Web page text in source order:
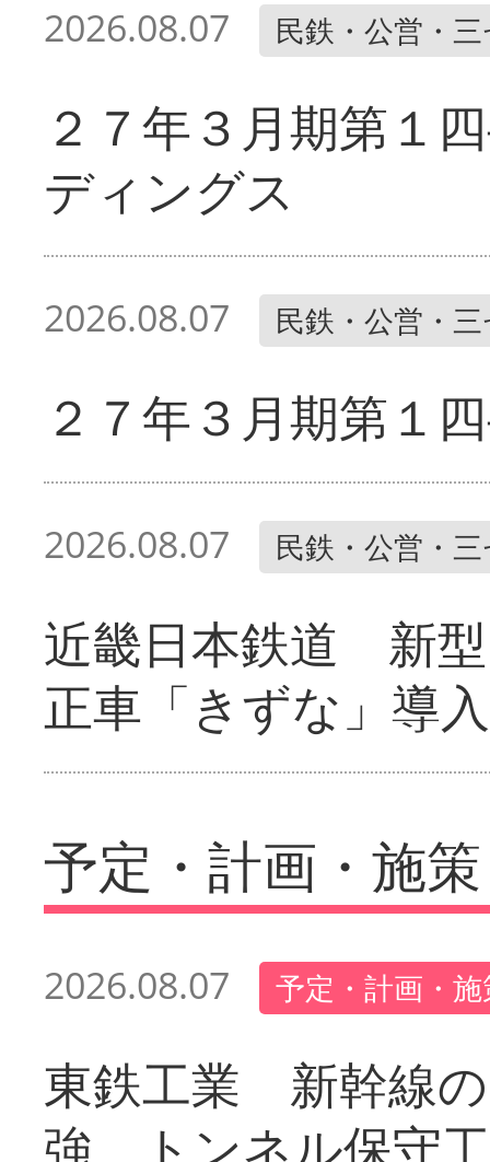
2026.08.07 民鉄・公営・
２７年３月期第１
ディングス
2026.08.07 民鉄・公営・
２７年３月期第１
2026.08.07 民鉄・公営・
近畿日本鉄道 新
正車「きずな」導入
予定・計画・施策
2026.08.07 予定・計画・
東鉄工業 新幹線
強 トンネル保守